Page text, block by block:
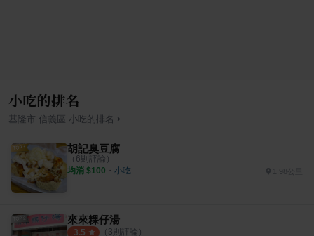
小吃的排名
基隆市 信義區 小吃 的排名 ›
胡記臭豆腐
（ 6則評論）
均消 $100 ・ 小吃
來來粿仔湯
3.5 （ 3則評論）